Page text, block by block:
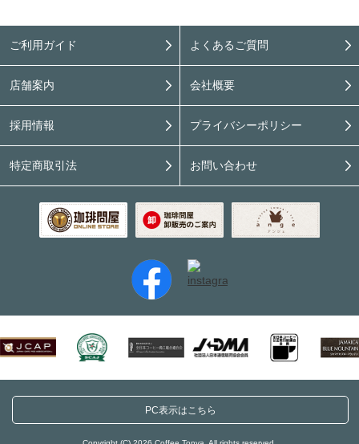
ご利用ガイド よくあるご質問
店舗案内 会社概要
採用情報 プライバシーポリシー
特定商取引法 お問い合わせ
PC表示はこちら